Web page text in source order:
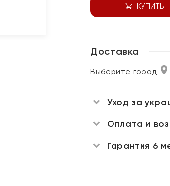
КУПИТЬ
Доставка
Выберите город
Уход за
Оплата и
Гарантия 6